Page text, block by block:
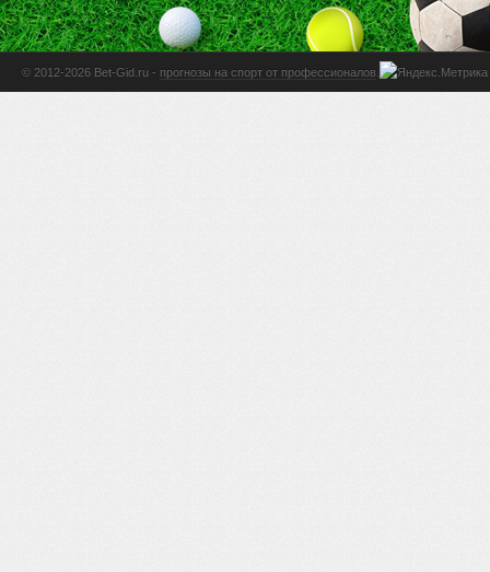
© 2012-2026 Bet-Gid.ru - прогнозы на спорт от профессионалов